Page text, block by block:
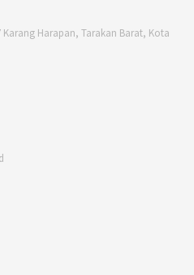
Harapan, Tarakan Barat, Kota